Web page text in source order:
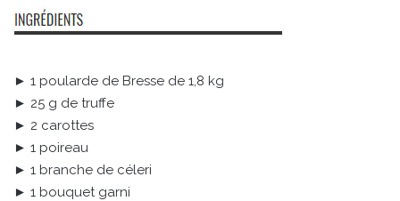
► 1 poularde de Bresse de 1,8 kg
► 25 g de truffe
► 2 carottes
► 1 poireau
► 1 branche de céleri
► 1 bouquet garni